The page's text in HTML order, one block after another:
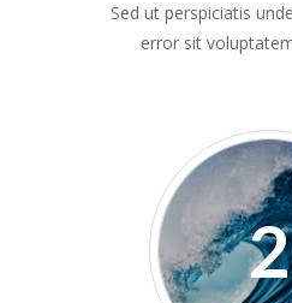
Sed ut perspiciatis
error sit
2